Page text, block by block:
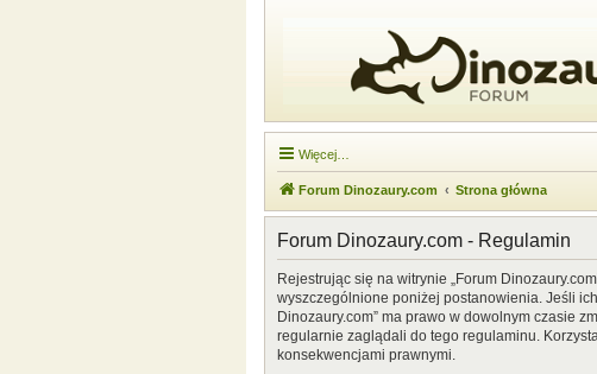
Więcej…
Forum Dinozaury.com Strona główna
Forum Dinozaury.com - Regulamin
Rejestrując się na witrynie „Forum
wyszczególnione poniżej postanowienia. Jeśli
Dinozaury.com” ma prawo w dowolnym czasie
regularnie zaglądali do tego regulaminu.
konsekwencjami prawnymi.